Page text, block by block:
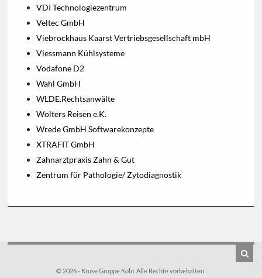
VDI Technologiezentrum
Veltec GmbH
Viebrockhaus Kaarst Vertriebsgesellschaft mbH
Viessmann Kühlsysteme
Vodafone D2
Wahl GmbH
WLDE.Rechtsanwälte
Wolters Reisen e.K.
Wrede GmbH Softwarekonzepte
XTRAFIT GmbH
Zahnarztpraxis Zahn & Gut
Zentrum für Pathologie/ Zytodiagnostik
© 2026 - Kruse Gruppe Köln. Alle Rechte vorbehalten.